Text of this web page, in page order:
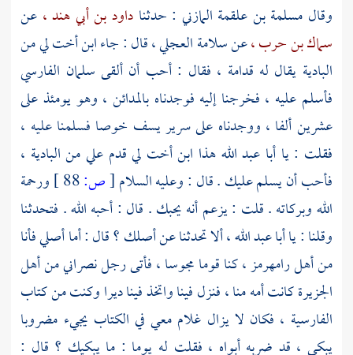
وقال مسلمة بن علقمة المازني : حدثناداود بن أبي هند ، عن
سماك بن حرب ،عنسلامة العجلي ،قال : جاء ابن أخت لي من
البادية يقال له قدامة ، فقال : أحب أن ألقى سلمان الفارسي
فأسلم عليه ، فخرجنا إليه فوجدناهبالمدائن ، وهو يومئذ على
عشرين ألفا ، ووجدناه على سرير يسف خوصا فسلمنا عليه ،
فقلت : ياأبا عبد اللههذا ابن أخت لي قدم علي من البادية ،
فأحب أن يسلم عليك . قال : وعليه السلام[ص:
ورحمة
الله وبركاته . قلت : يزعم أنه يحبك . قال : أحبه الله . فتحدثنا
وقلنا : ياأبا عبد الله ،ألا تحدثنا عن أصلك ؟ قال : أما أصلي فأنا
منأهل رامهرمز ،كنا قوما مجوسا ، فأتى رجل نصراني منأهل
الجزيرةكانت أمه منا ، فنزل فينا واتخذ فينا ديرا وكنت من كتاب
الفارسية ، فكان لا يزال غلام معي في الكتاب يجيء مضروبا
يبكي ، قد ضربه أبواه ، فقلت له يوما : ما يبكيك ؟ قال :